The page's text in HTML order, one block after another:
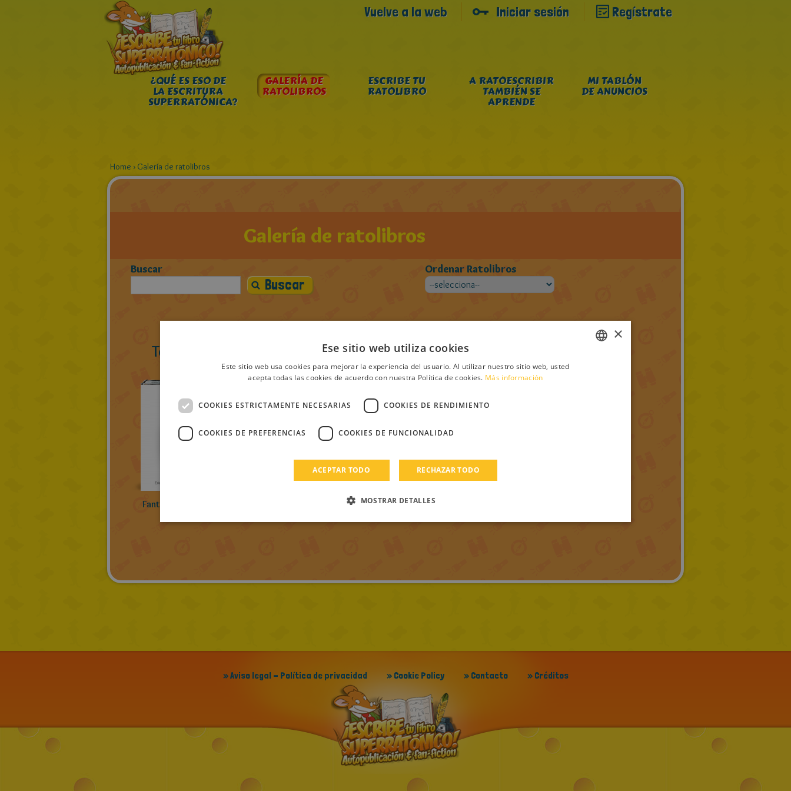
Vuelve a la web Iniciar sesión Regístrate
¿QUÉ ES ESO DE
LA ESCRITURA
SUPERRATÓNICA?
GALERÍA DE
RATOLIBROS
ESCRIBE TU
RATOLIBRO
A RATOESCRIBIR
TAMBIÉN SE
APRENDE
MI TABLÓN
DE ANUNCIOS
Home › Galería de ratolibros
Galería de ratolibros
Buscar Ordenar Ratolibros
Todos los ratolibros de Ratoncita2000
Fantasía
» Aviso legal - Política de privacidad » Cookie Policy » Contacto » Créditos
TURKISH
DUTCH
×
Ese sitio web utiliza cookies
Este sitio web usa cookies para mejorar la experiencia del usuario. Al utilizar nuestro sitio web, usted
acepta todas las cookies de acuerdo con nuestra Política de cookies. Más información
COOKIES ESTRICTAMENTE NECESARIAS COOKIES DE RENDIMIENTO
COOKIES DE PREFERENCIAS COOKIES DE FUNCIONALIDAD
ACEPTAR TODO RECHAZAR TODO
MOSTRAR DETALLES